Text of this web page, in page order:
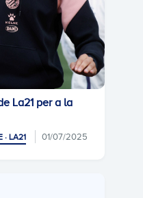
La21 per a la
· LA21 01/07/2025